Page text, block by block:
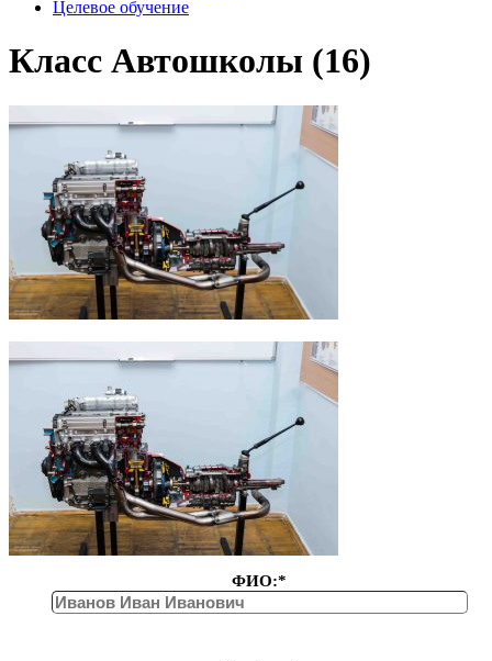
Целевое обучение
Класс Автошколы (16)
ФИО:*